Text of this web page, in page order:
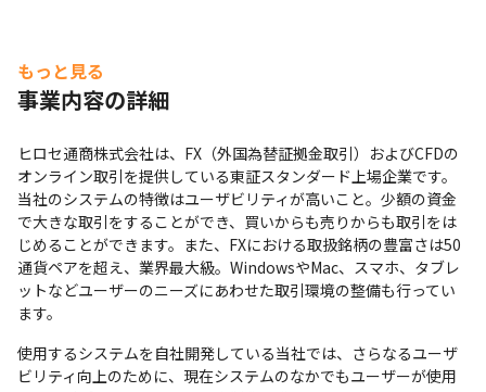
もっと見る
事業内容の詳細
ヒロセ通商株式会社は、FX（外国為替証拠金取引）およびCFDの
オンライン取引を提供している東証スタンダード上場企業です。
当社のシステムの特徴はユーザビリティが高いこと。少額の資金
で大きな取引をすることができ、買いからも売りからも取引をは
じめることができます。また、FXにおける取扱銘柄の豊富さは50
通貨ペアを超え、業界最大級。WindowsやMac、スマホ、タブレ
ットなどユーザーのニーズにあわせた取引環境の整備も行ってい
ます。
使用するシステムを自社開発している当社では、さらなるユーザ
ビリティ向上のために、現在システムのなかでもユーザーが使用